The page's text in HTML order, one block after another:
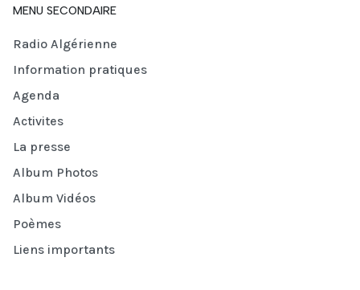
MENU SECONDAIRE
Radio Algérienne
Information pratiques
Agenda
Activites
La presse
Album Photos
Album Vidéos
Poèmes
Liens importants